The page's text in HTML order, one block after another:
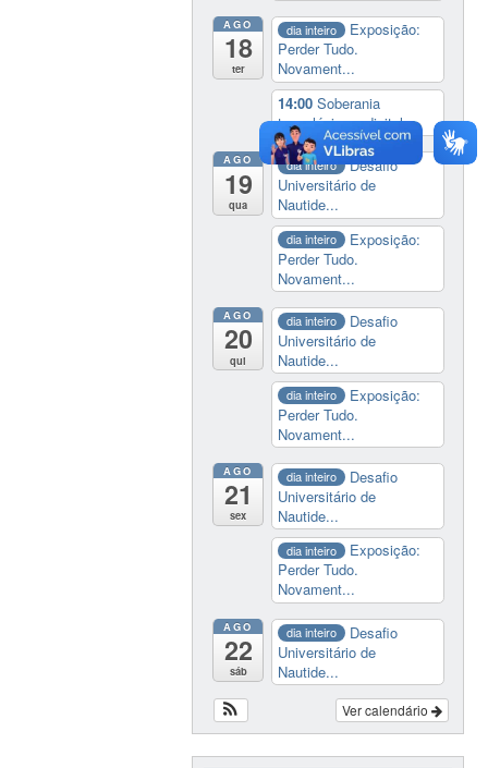
AGO
18
ter
dia inteiro
Exposição:
Perder Tudo.
Novament...
14:00Soberania
tecnológica e digital
AGO
19
qua
dia inteiro
Desafio
Universitário de
Nautide...
dia inteiro
Exposição:
Perder Tudo.
Novament...
AGO
20
qui
dia inteiro
Desafio
Universitário de
Nautide...
dia inteiro
Exposição:
Perder Tudo.
Novament...
AGO
21
sex
dia inteiro
Desafio
Universitário de
Nautide...
dia inteiro
Exposição:
Perder Tudo.
Novament...
AGO
22
sáb
dia inteiro
Desafio
Universitário de
Nautide...
Ver calendário